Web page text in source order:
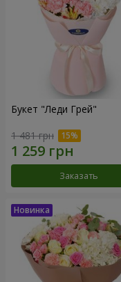
Букет "Леди Грей"
1 481 грн
Заказать